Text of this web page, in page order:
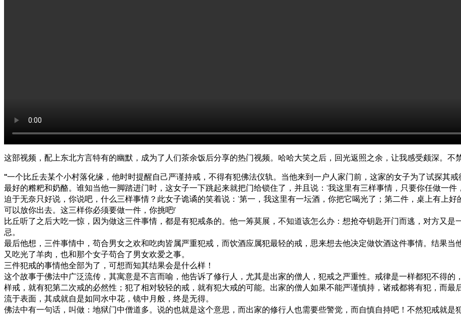
这部视频，配上东北方言特有的幽默，成为了人们茶余饭后分享的热门视频。哈哈大笑之后，回光返照之余，让我感受颇深。不
“一个比丘去某个小村落化缘，他时时提醒自己严谨持戒，不得有犯佛法仪轨。当他来到一户人家门前，这家的女子为了试探其
最好的糌粑和奶酪。谁知当他一脚踏进门时，这女子一下跳起来就把门给锁住了，并且说：’我这里有三样事情，只要你任做一
迫于无奈只好说，你说吧，什么三样事情？此女子诡谲的笑着说：’第一，我这里有一坛酒，你把它喝光了；第二件，桌上有上
可以放你出去。这三样你必须要做一件，你挑吧!’
比丘听了之后大吃一惊，因为做这三件事情，都是有犯戒条的。他一筹莫展，不知道该怎么办：想抢夺钥匙开门而逃，对方又
忌。
最后他想，三件事情中，苟合男女之欢和吃肉皆属严重犯戒，而饮酒应属犯最轻的戒，思来想去他决定做饮酒这件事情。结果
又吃光了羊肉，也和那个女子苟合了男女欢爱之事。
三件犯戒的事情他全部为了，可想而知其结果会是什么样！
这个故事于佛法中广泛流传，其寓意是不言而喻，他告诉了修行人，尤其是出家的僧人，犯戒之严重性。戒律是一样都犯不得
样戒，就有犯第二次戒的必然性；犯了相对较轻的戒，就有犯大戒的可能。出家的僧人如果不能严谨慎持，诸戒都将有犯，而
流于表面，其成就自是如同水中花，镜中月般，终是无得。
佛法中有一句话，叫做：地狱门中僧道多。说的也就是这个意思，而出家的修行人也需要些警觉，而自慎自持吧！不然犯戒就是